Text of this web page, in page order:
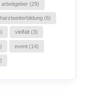
arbeitgeber (29)
(6)
vielfalt (3)
event (14)